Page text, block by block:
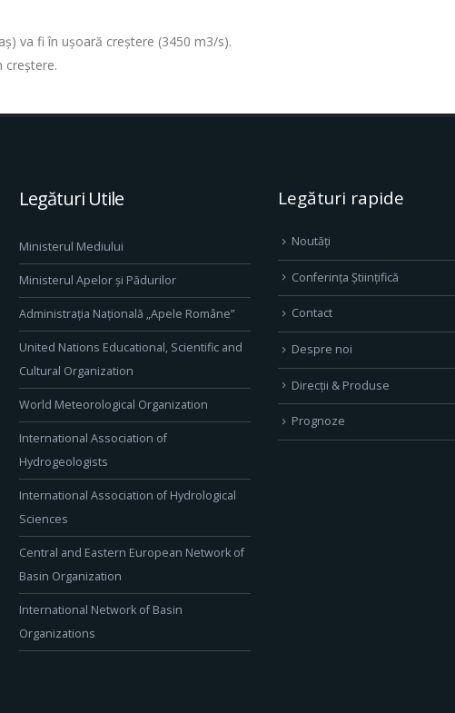
va fi în uşoară creştere (3450 m3/s).
creștere.
Legături Utile
Ministerul Mediului
Ministerul Apelor și Pădurilor
Administrația Națională „Apele Române”
United Nations Educational, Scientific and
Cultural Organization
World Meteorological Organization
International Association of
Hydrogeologists
International Association of Hydrological
Sciences
Central and Eastern European Network of
Basin Organization
International Network of Basin
Organizations
Legături rapide
Noutăți
Conferința Științifică
Contact
Despre noi
Direcţii & Produse
Prognoze